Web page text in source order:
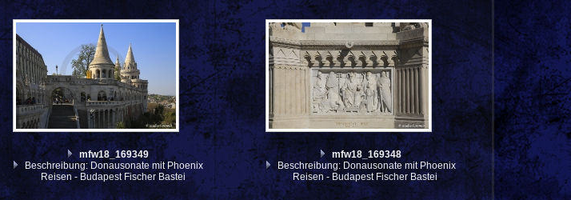
mfw18_169349
Beschreibung: Donausonate mit Phoenix
Reisen - Budapest Fischer Bastei
mfw18_169348
Beschreibung: Donausonate mit Phoenix
Reisen - Budapest Fischer Bastei